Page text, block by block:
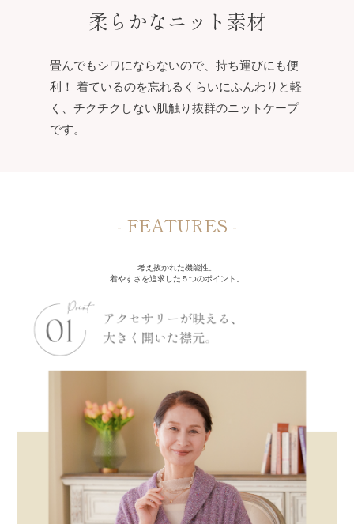
柔らかなニット素材
畳んでもシワにならないので、持ち運びにも便
利！ 着ているのを忘れるくらいにふんわりと軽
く、チクチクしない肌触り抜群のニットケープ
です。
- FEATURES -
考え抜かれた機能性。
着やすさを追求した５つのポイント。